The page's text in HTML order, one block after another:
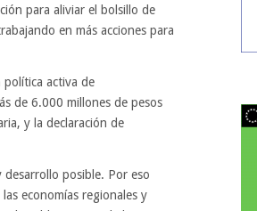
para aliviar el bolsillo de
en más acciones para
activa de
de 6.000 millones de pesos
y la declaración de
posible. Por eso
economías regionales y